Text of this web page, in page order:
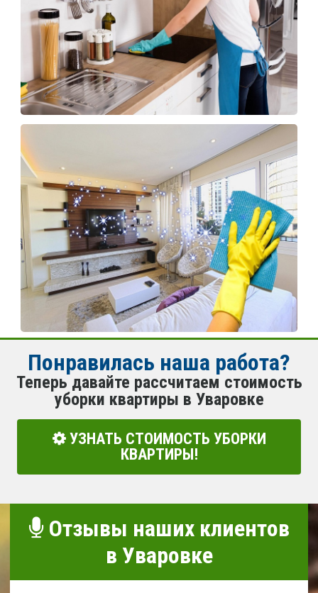
Понравилась наша работа?
Теперь давайте рассчитаем стоимость
уборки квартиры в Уваровке
УЗНАТЬ СТОИМОСТЬ УБОРКИ
КВАРТИРЫ!
Отзывы наших клиентов
в Уваровке